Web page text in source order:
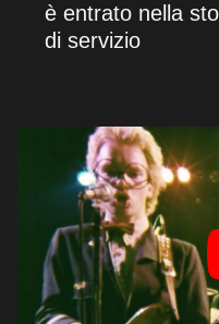
è entrato nella
di servizio